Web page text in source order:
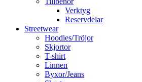
Verktyg
Reservdelar
Streetwear
Hoodies/Tröjor
Skjortor
T-shirt
Linnen
Byxor/Jeans